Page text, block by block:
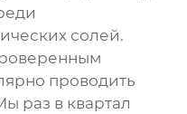
солей.
проводить
раз в квартал